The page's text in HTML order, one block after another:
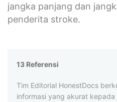
jangka panjang dan
penderita stroke.
13 Referensi
Tim Editorial HonestDocs
informasi yang akurat